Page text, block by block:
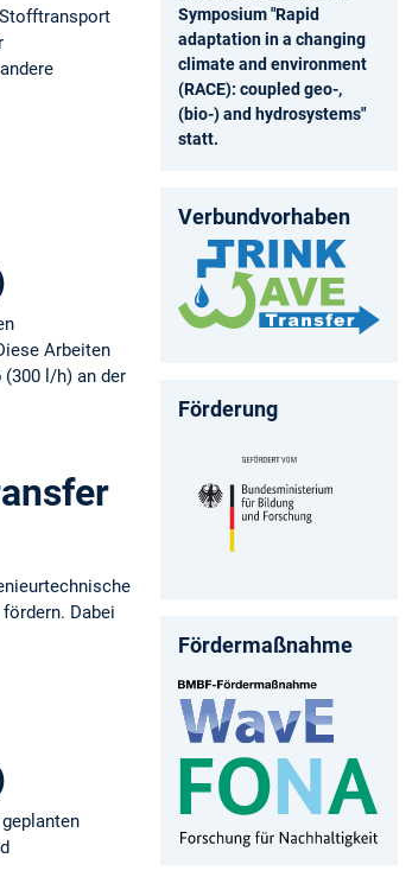
Arbeiten
l/h) an der
Dabei
Symposium "Rapid
adaptation in a changing
climate and environment
(RACE): coupled geo-,
(bio-) and hydrosystems"
statt.
Verbundvorhaben
Förderung
Fördermaßnahme